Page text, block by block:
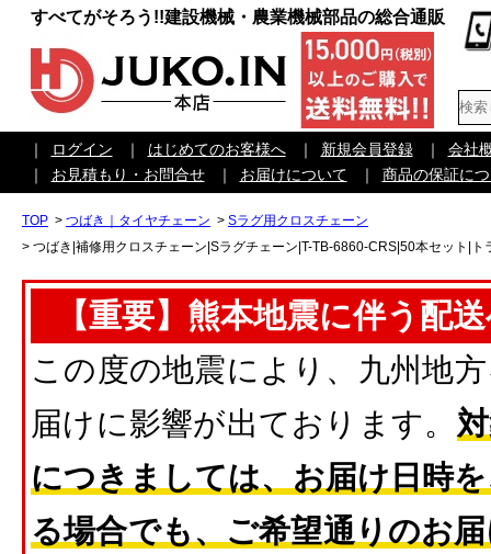
すべてがそろう!!建設機械・農業機械部品の総合通販
｜ ログイン ｜ はじめてのお客様へ ｜ 新規会員登録 ｜
会社
｜
お見積もり・お問合せ ｜ お届けについて ｜ 商品の保証に
TOP > つばき｜タイヤチェーン > Sラグ用クロスチェーン
> つばき|補修用クロスチェーン|Sラグチェーン|T-TB-6860-CRS|50本セット|ト
【重要】熊本地震に伴う配
この度の地震により、九州地
届けに影響が出ております。
につきましては、お届け日時
る場合でも、ご希望通りのお